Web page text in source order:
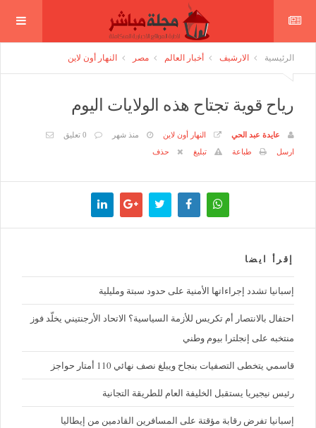
الرئيسية الارشيف أخبار العالم مصر النهار أون لاين
رياح قوية تجتاح هذه الولايات اليوم
عايدة عبد الحي النهار أون لاين منذ شهر
0 تعليق
ارسل
طباعة تبليغ حذف
إقرأ ايضا
إسبانيا تشدد إجراءاتها الأمنية على حدود سبتة ومليلية
احتفال بالانتصار أم تكريس للأزمة السياسية؟ الاتحاد الأرجنتيني يخلّد فوز
منتخبه على إنجلترا بيوم وطني
قاسمي يتخطى التصفيات بنجاح ويبلغ نصف نهائي 110 أمتار حواجز
رئيس نيجيريا يستقبل الخليفة العام للطريقة التجانية
إسبانيا تفرض رقابة مؤقتة على المسافرين القادمين من إيطاليا